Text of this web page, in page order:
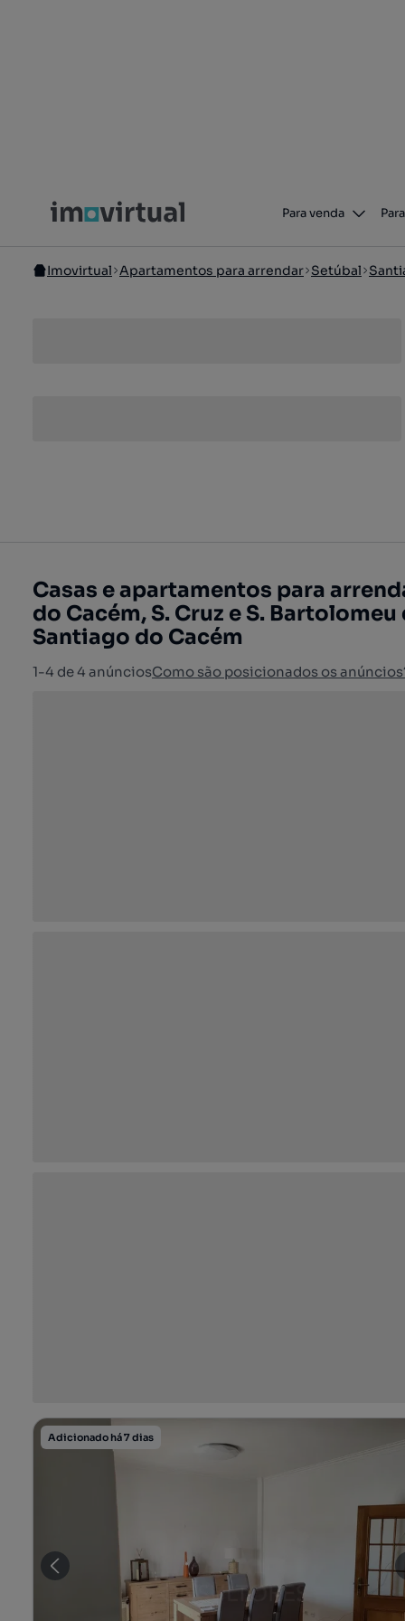
Para venda
Imovirtual Apartamentos para arrendar Setúbal
Casas e apartamentos para
do Cacém, S. Cruz e S. Bartolomeu
Santiago do Cacém
1-4 de 4 anúnciosComo são posicionados os
Adicionado há 7 dias